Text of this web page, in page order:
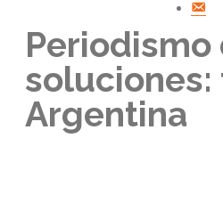
Periodismo
Argentina